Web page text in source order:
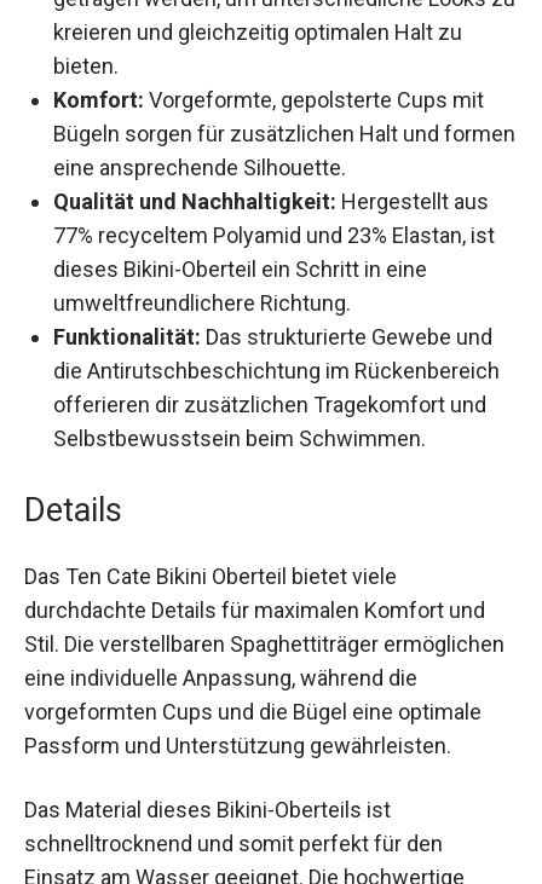
getragen werden, um unterschiedliche Looks
zu kreieren und gleichzeitig optimalen Halt zu
bieten.
Komfort: Vorgeformte, gepolsterte Cups mit
Bügeln sorgen für zusätzlichen Halt und
formen eine ansprechende Silhouette.
Qualität und Nachhaltigkeit: Hergestellt aus
77% recyceltem Polyamid und 23% Elastan, ist
dieses Bikini-Oberteil ein Schritt in eine
umweltfreundlichere Richtung.
Funktionalität: Das strukturierte Gewebe und
die Antirutschbeschichtung im Rückenbereich
offerieren dir zusätzlichen Tragekomfort und
Selbstbewusstsein beim Schwimmen.
Details
Das Ten Cate Bikini Oberteil bietet viele
durchdachte Details für maximalen Komfort und
Stil. Die verstellbaren Spaghettiträger
ermöglichen eine individuelle Anpassung,
während die vorgeformten Cups und die Bügel
eine optimale Passform und Unterstützung
gewährleisten.
Das Material dieses Bikini-Oberteils ist